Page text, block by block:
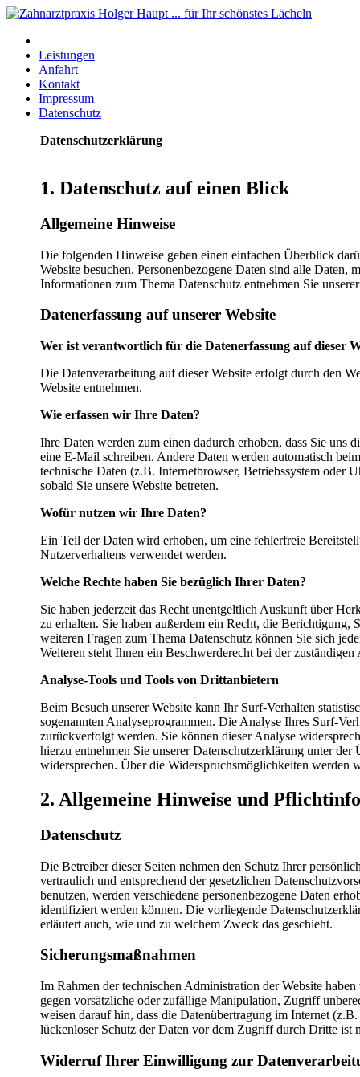
Leistungen
Anfahrt
Kontakt
Impressum
Datenschutz
Datenschutzerklärung
1. Datenschutz auf einen Blick
Allgemeine Hinweise
Die folgenden Hinweise geben einen einfachen Überblick
Website besuchen. Personenbezogene Daten sind alle
Informationen zum Thema Datenschutz entnehmen Sie
Datenerfassung auf unserer Website
Wer ist verantwortlich für die Datenerfassung auf dieser
Die Datenverarbeitung auf dieser Website erfolgt durch den
Website entnehmen.
Wie erfassen wir Ihre Daten?
Ihre Daten werden zum einen dadurch erhoben, dass Sie uns
eine E-Mail schreiben. Andere Daten werden automatisch
technische Daten (z.B. Internetbrowser, Betriebssystem oder
sobald Sie unsere Website betreten.
Wofür nutzen wir Ihre Daten?
Ein Teil der Daten wird erhoben, um eine fehlerfreie
Nutzerverhaltens verwendet werden.
Welche Rechte haben Sie bezüglich Ihrer Daten?
Sie haben jederzeit das Recht unentgeltlich Auskunft über
zu erhalten. Sie haben außerdem ein Recht, die
weiteren Fragen zum Thema Datenschutz können Sie sich
Weiteren steht Ihnen ein Beschwerderecht bei der
Analyse-Tools und Tools von Drittanbietern
Beim Besuch unserer Website kann Ihr Surf-Verhalten
sogenannten Analyseprogrammen. Die Analyse Ihres Surf-
zurückverfolgt werden. Sie können dieser Analyse
hierzu entnehmen Sie unserer Datenschutzerklärung unter
widersprechen. Über die Widerspruchsmöglichkeiten werden
2. Allgemeine Hinweise und
Datenschutz
Die Betreiber dieser Seiten nehmen den Schutz Ihrer
vertraulich und entsprechend der gesetzlichen
benutzen, werden verschiedene personenbezogene Daten
identifiziert werden können. Die vorliegende
erläutert auch, wie und zu welchem Zweck das geschieht.
Sicherungsmaßnahmen
Im Rahmen der technischen Administration der Website
gegen vorsätzliche oder zufällige Manipulation, Zugriff
weisen darauf hin, dass die Datenübertragung im Internet
lückenloser Schutz der Daten vor dem Zugriff durch Dritte ist
Widerruf Ihrer Einwilligung zur